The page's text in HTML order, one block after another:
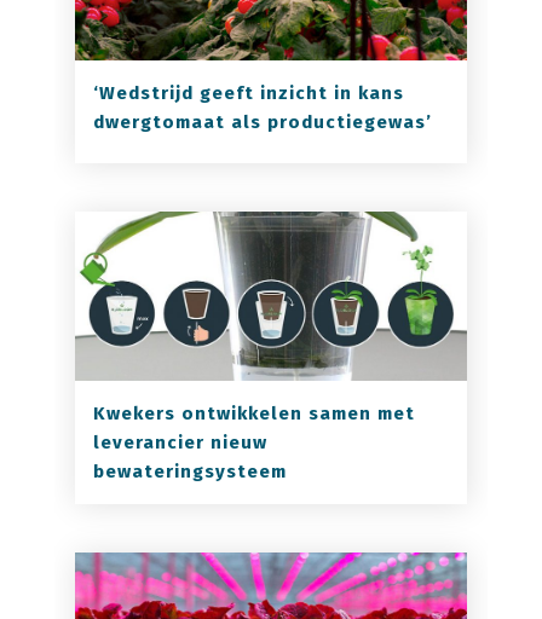
‘Wedstrijd geeft inzicht in kans
dwergtomaat als productiegewas’
Kwekers ontwikkelen samen met
leverancier nieuw
bewateringsysteem